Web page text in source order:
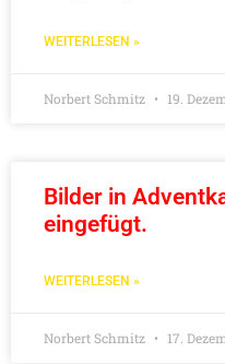
WEITERLESEN »
Norbert Schmitz 19.
Bilder in
eingefügt.
WEITERLESEN »
Norbert Schmitz 17.